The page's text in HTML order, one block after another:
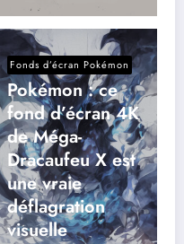
Fonds d’écran Pokémon
Pokémon : ce
fond d’écran 4K
de Méga-
Dracaufeu X est
une vraie
déflagration
visuelle